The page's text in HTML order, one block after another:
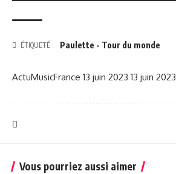
ÉTIQUETÉ : Paulette - Tour du monde
ActuMusicFrance 13 juin 2023 13 juin 2023
Vous pourriez aussi aimer